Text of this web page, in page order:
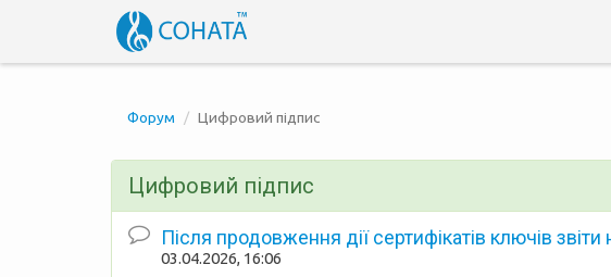
Форум Цифровий підпис
Цифровий підпис
Після продовження дії сертифікатів ключів
03.04.2026, 16:06